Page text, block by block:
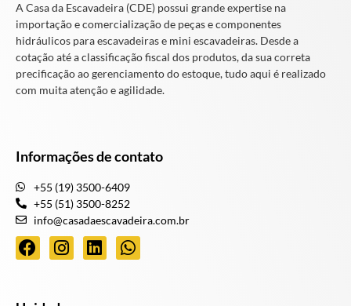
A Casa da Escavadeira (CDE) possui grande expertise na
importação e comercialização de peças e componentes
hidráulicos para escavadeiras e mini escavadeiras. Desde a
cotação até a classificação fiscal dos produtos, da sua correta
precificação ao gerenciamento do estoque, tudo aqui é realizado
com muita atenção e agilidade.
Informações de contato
+55 (19) 3500-6409
+55 (51) 3500-8252
info@casadaescavadeira.com.br